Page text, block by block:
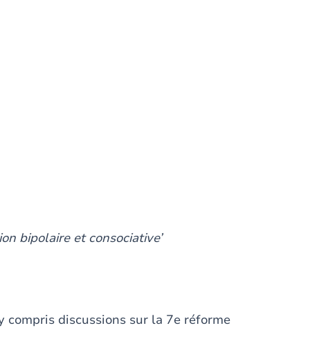
bipolaire et consociative’
discussions sur la 7e réforme